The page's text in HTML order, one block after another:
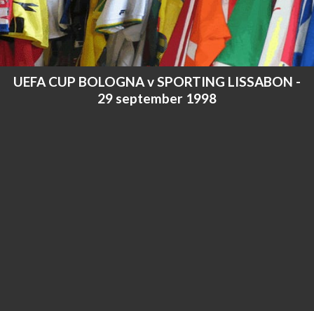
UEFA CUP BOLOGNA v SPORTING LISSABON -
29 september 1998